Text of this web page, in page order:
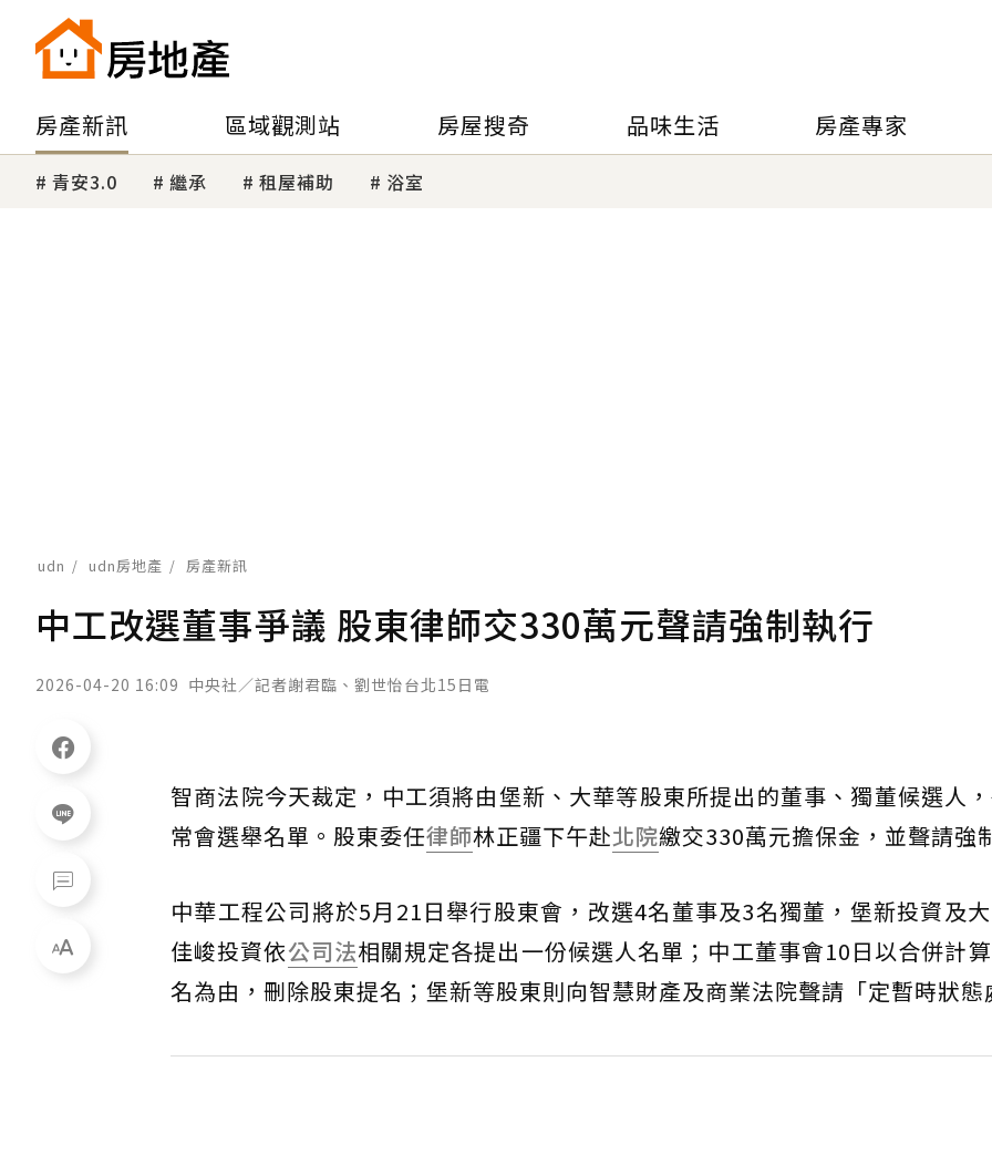
房產新訊 區域觀測站 房屋搜奇 品味生活 房產專家
青安3.0 繼承 租屋補助 浴室
udn udn房地產 房產新訊
中工改選董事爭議 股東律師交330萬元聲請強制執行
2026-04-20 16:09 中央社／記者謝君臨、劉世怡台北15日電
智商法院今天裁定，中工須將由堡新、大華等股東所提出的董事、獨董候選人
常會選舉名單。股東委任律師林正疆下午赴北院繳交330萬元擔保金，並聲請強
中華工程公司將於5月21日舉行股東會，改選4名董事及3名獨董，堡新投資及
佳峻投資依公司法相關規定各提出一份候選人名單；中工董事會10日以合併計
名為由，刪除股東提名；堡新等股東則向智慧財產及商業法院聲請「定暫時狀態